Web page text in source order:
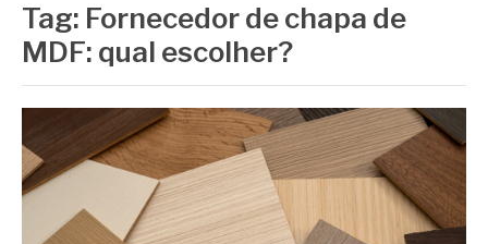
Tag: Fornecedor de chapa de
MDF: qual escolher?